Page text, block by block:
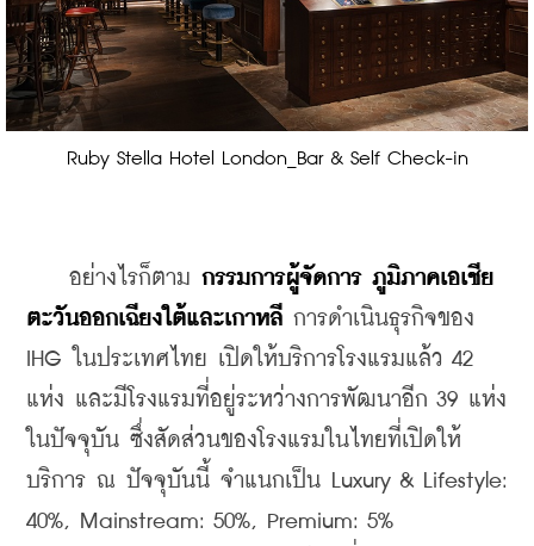
Ruby Stella Hotel London_Bar & Self Check-in
อย่างไรก็ตาม กรรมการผู้จัดการ ภูมิภาคเอเชีย
ตะวันออกเฉียงใต้และเกาหลี การดำเนินธุรกิจของ
IHG ในประเทศไทย เปิดให้บริการโรงแรมแล้ว 42
แห่ง และมีโรงแรมที่อยู่ระหว่างการพัฒนาอีก 39 แห่ง
ในปัจจุบัน ซึ่งสัดส่วนของโรงแรมในไทยที่เปิดให้
บริการ ณ ปัจจุบันนี้ จำแนกเป็น
Luxury & Lifestyle:
40%, Mainstream: 50%, Premium: 5%